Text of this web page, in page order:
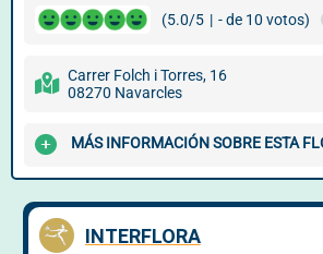
(5.0/5 | - de 10 votos)
Carrer Folch i Torres, 16
08270 Navarcles
MÁS INFORMACIÓN SOBRE ESTA